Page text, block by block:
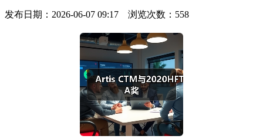
发布日期：2026-06-07 09:17 浏览次数： 558